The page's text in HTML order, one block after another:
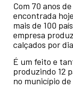
Com 70 anos
encontrada
mais de 100
empresa
calçados por
É um feito e
produzindo 12
no município